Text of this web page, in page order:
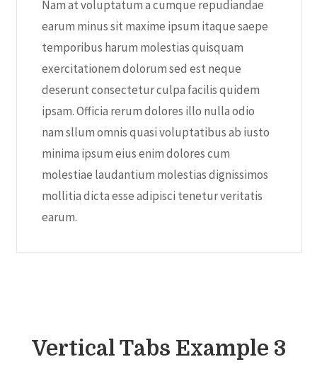
Nam at voluptatum a cumque repudiandae
earum minus sit maxime ipsum itaque saepe
temporibus harum molestias quisquam
exercitationem dolorum sed est neque
deserunt consectetur culpa facilis quidem
ipsam. Officia rerum dolores illo nulla odio
nam sllum omnis quasi voluptatibus ab iusto
minima ipsum eius enim dolores cum
molestiae laudantium molestias dignissimos
mollitia dicta esse adipisci tenetur veritatis
earum.
Vertical Tabs Example 3